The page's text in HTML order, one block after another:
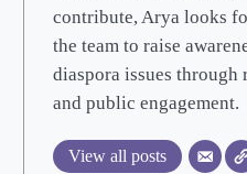
contribute, Arya looks
the team to raise
diaspora issues through
and public engagement.
View all posts